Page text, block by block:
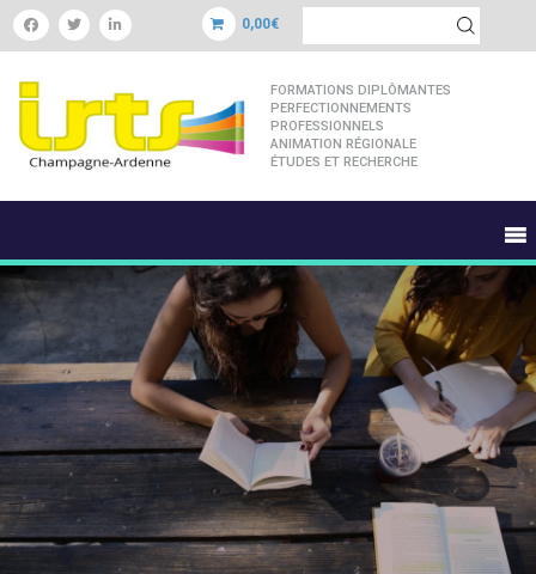
0,00€
FORMATIONS DIPLÔMANTES
PERFECTIONNEMENTS
PROFESSIONNELS
ANIMATION RÉGIONALE
ÉTUDES ET RECHERCHE